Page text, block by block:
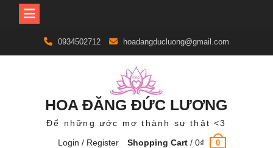
content
0934502712 hoadangducluong@gmail.com
HOA ĐĂNG ĐỨC LƯƠNG
Để những ước mơ thành sự thật <3
Login / Register
Shopping Cart /0₫ 0